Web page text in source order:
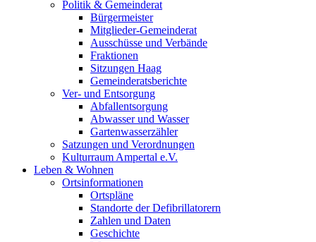
Politik & Gemeinderat
Bürgermeister
Mitglieder-Gemeinderat
Ausschüsse und Verbände
Fraktionen
Sitzungen Haag
Gemeinderatsberichte
Ver- und Entsorgung
Abfallentsorgung
Abwasser und Wasser
Gartenwasserzähler
Satzungen und Verordnungen
Kulturraum Ampertal e.V.
Leben & Wohnen
Ortsinformationen
Ortspläne
Standorte der Defibrillatorern
Zahlen und Daten
Geschichte